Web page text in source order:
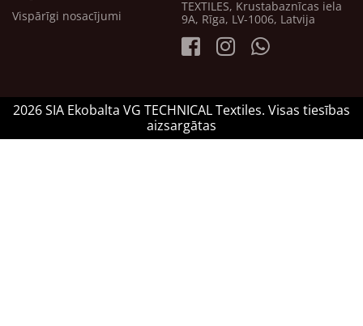
Vispārīgi nosacījumi
TEXTILES, Krustabaznīcas iela
9A, Rīga, LV-1006, Latvija
2026 SIA Ekobalta VG TECHNICAL Textiles. Visas tiesības
aizsargātas